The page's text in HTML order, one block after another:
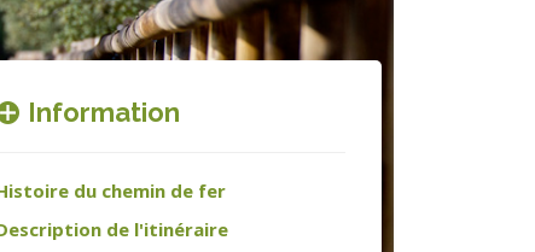
Information
du chemin de fer
de l'itinéraire